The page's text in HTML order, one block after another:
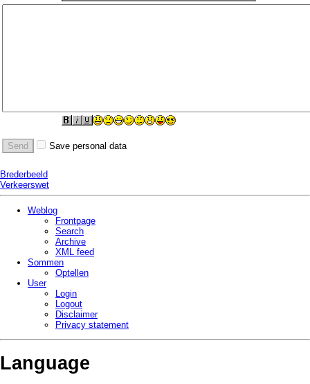
Save personal data
Brederbeeld
Verkeerswet
Weblog
Frontpage
Search
Archive
XML feed
Sommen
Optellen
User
Login
Logout
Disclaimer
Privacy statement
Language